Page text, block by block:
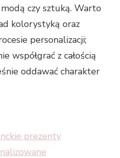
czy sztuką. Warto
kolorystyką oraz
personalizacji;
współgrać z całością
oddawać charakter
prezenty